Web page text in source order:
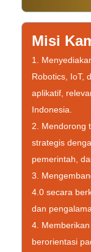
Misi
1.
Robotics, IoT,
aplikatif,
Indonesia.
2. Mendorong
strategis
pemerintah,
3.
4.0 secara
dan
4.
berorientasi